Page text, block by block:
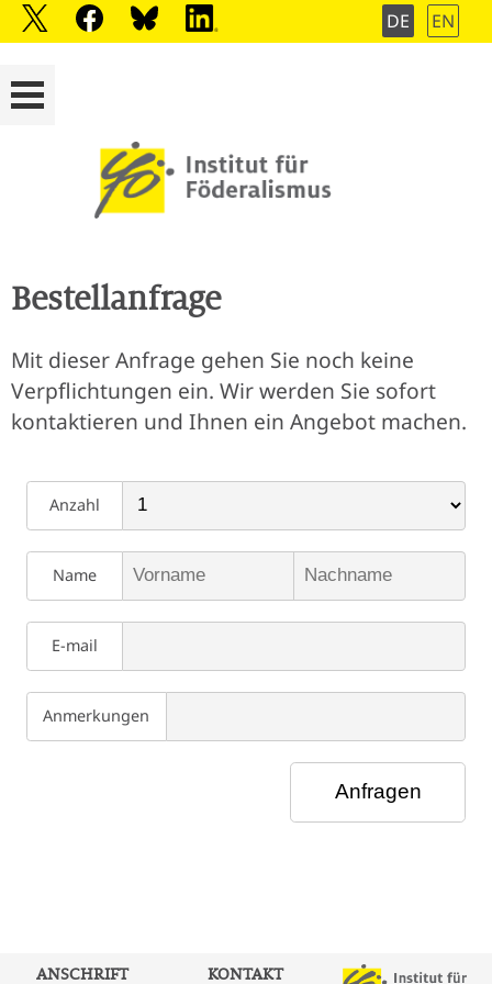
DE EN
Bestellanfrage
Mit dieser Anfrage gehen Sie noch keine
Verpflichtungen ein. Wir werden Sie sofort
kontaktieren und Ihnen ein Angebot machen.
Anzahl
Name
E-mail
Anmerkungen
ANSCHRIFT KONTAKT